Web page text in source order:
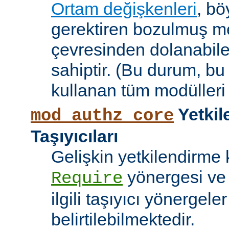
Ortam değişkenleri,
gerektiren bozulmuş
çevresinden
sahiptir. (Bu durum,
kullanan tüm
mod_authz_core
Taşıyıcıları
Gelişkin yetkilendirme
Require yönergesi
ilgili taşıyıcı
belirtilebilmektedir.